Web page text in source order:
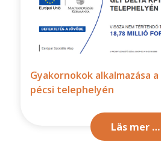
Gyakornokok alkalmazása
pécsi telephelyén
Läs mer …